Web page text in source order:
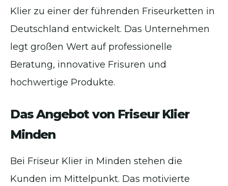
Klier zu einer der führenden Friseurketten in
Deutschland entwickelt. Das Unternehmen
legt großen Wert auf professionelle
Beratung, innovative Frisuren und
hochwertige Produkte.
Das Angebot von Friseur Klier
Minden
Bei Friseur Klier in Minden stehen die
Kunden im Mittelpunkt. Das motivierte